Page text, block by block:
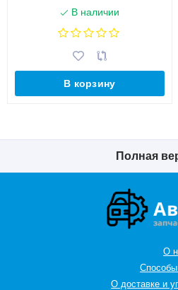
В наличии
В корзину
Полная
О
О доставке и